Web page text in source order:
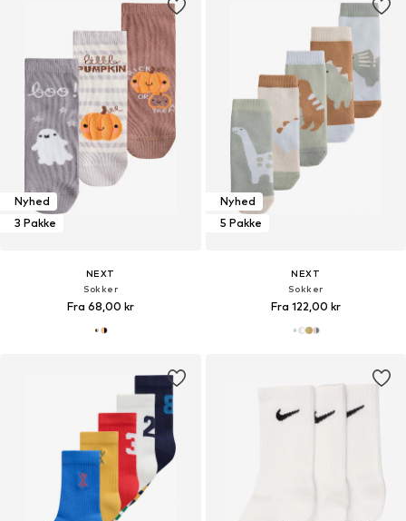
Nyhed
3 Pakke
NEXT
Sokker
Fra 68,00 kr
Nyhed
5 Pakke
NEXT
Sokker
Fra 122,00 kr